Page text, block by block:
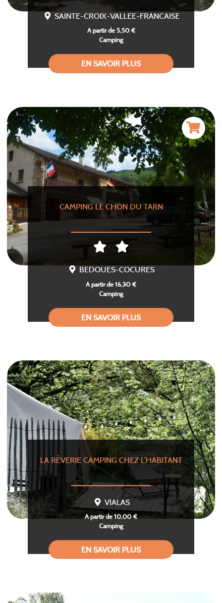
SAINTE-CROIX-VALLEE-FRANCAISE
A partir de 5,50 €
Camping
EN SAVOIR PLUS
CAMPING LE CHON DU TARN
BEDOUES-COCURES
A partir de 16,30 €
Camping
EN SAVOIR PLUS
LA RÊVERIE CAMPING CHEZ L’HABITANT
VIALAS
A partir de 10,00 €
Camping
EN SAVOIR PLUS